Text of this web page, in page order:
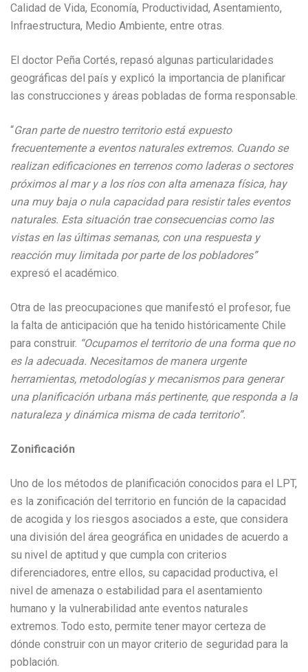
Calidad de Vida, Economía, Productividad, Asentamiento,
Infraestructura, Medio Ambiente, entre otras.
El doctor Peña Cortés, repasó algunas particularidades
geográficas del país y explicó la importancia de planificar
las construcciones y áreas pobladas de forma responsable.
“Gran parte de nuestro territorio está expuesto
frecuentemente a eventos naturales extremos. Cuando se
realizan edificaciones en terrenos como laderas o sectores
próximos al mar y a los ríos con alta amenaza física, hay
una muy baja o nula capacidad para resistir tales eventos
naturales. Esta situación trae consecuencias como las
vistas en las últimas semanas, con una respuesta y
reacción muy limitada por parte de los pobladores”
expresó el académico.
Otra de las preocupaciones que manifestó el profesor, fue
la falta de anticipación que ha tenido históricamente Chile
para construir. “Ocupamos el territorio de una forma que no
es la adecuada. Necesitamos de manera urgente
herramientas, metodologías y mecanismos para generar
una planificación urbana más pertinente, que responda a la
naturaleza y dinámica misma de cada territorio”.
Zonificación
Uno de los métodos de planificación conocidos para el LPT,
es la zonificación del territorio en función de la capacidad
de acogida y los riesgos asociados a este, que considera
una división del área geográfica en unidades de acuerdo a
su nivel de aptitud y que cumpla con criterios
diferenciadores, entre ellos, su capacidad productiva, el
nivel de amenaza o estabilidad para el asentamiento
humano y la vulnerabilidad ante eventos naturales
extremos. Todo esto, permite tener mayor certeza de
dónde construir con un mayor criterio de seguridad para la
población.